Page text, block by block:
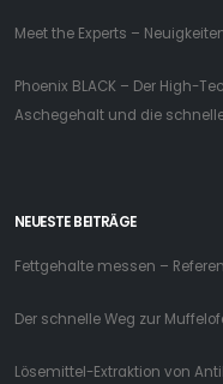
Meet the Experts –
Phoenix BLACK – Der High-
Aschegehalt und die
NEUESTE BEITRÄGE
Fettgehalte messen –
Der schnelle Weg zur
Lösemittel-Extraktion von